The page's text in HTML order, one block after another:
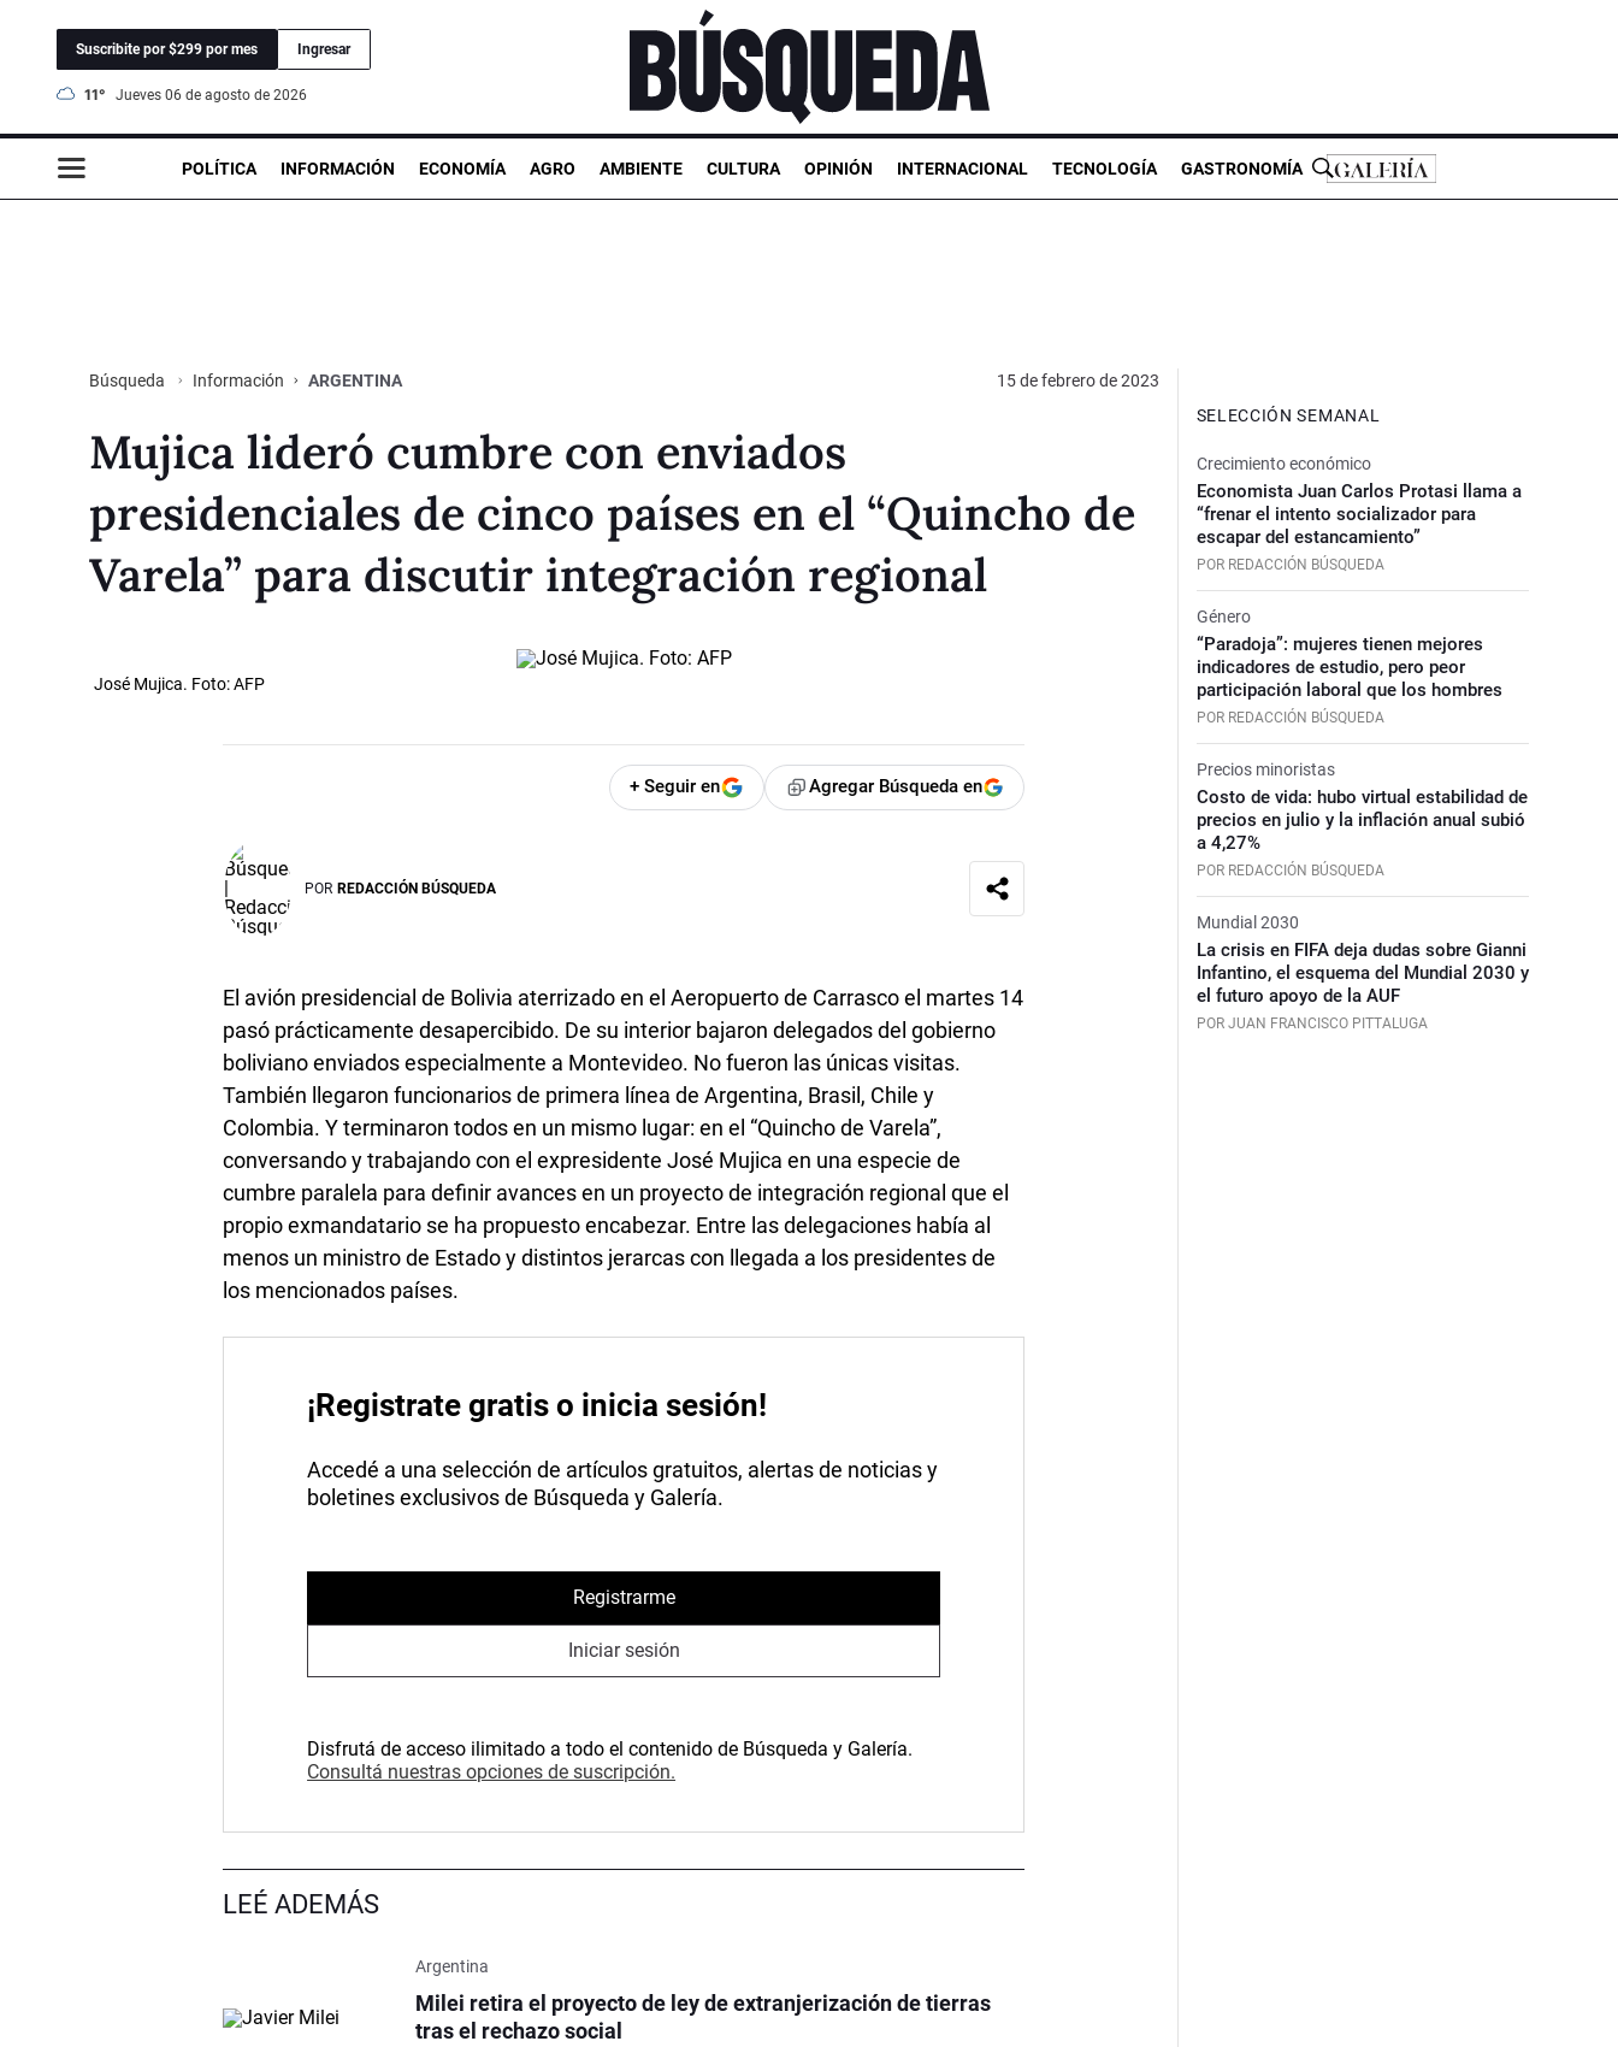
Suscribite por $299 por mes Ingresar
11° jueves 06 de agosto de 2026
POLÍTICA INFORMACIÓN ECONOMÍA AGRO AMBIENTE CULTURA OPINIÓN INTERNACIONAL TECNOLOGÍA GASTRONOMÍA
Búsqueda Información ARGENTINA 15 de febrero de 2023
Mujica lideró cumbre con enviados
presidenciales de cinco países en el “Quincho de
Varela” para discutir integración regional
José Mujica. Foto: AFP
+ Seguir en Agregar Búsqueda en
POR REDACCIÓN BÚSQUEDA
El avión presidencial de Bolivia aterrizado en el Aeropuerto de Carrasco el martes 14
pasó prácticamente desapercibido. De su interior bajaron delegados del gobierno
boliviano enviados especialmente a Montevideo. No fueron las únicas visitas.
También llegaron funcionarios de primera línea de Argentina, Brasil, Chile y
Colombia. Y terminaron todos en un mismo lugar: en el “Quincho de Varela”,
conversando y trabajando con el expresidente José Mujica en una especie de
cumbre paralela para definir avances en un proyecto de integración regional que el
propio exmandatario se ha propuesto encabezar. Entre las delegaciones había al
menos un ministro de Estado y distintos jerarcas con llegada a los presidentes de
los mencionados países.
¡Registrate gratis o inicia sesión!
Accedé a una selección de artículos gratuitos, alertas de noticias y
boletines exclusivos de Búsqueda y Galería.
Registrarme
Iniciar sesión
Disfrutá de acceso ilimitado a todo el contenido de Búsqueda y Galería.
Consultá nuestras opciones de suscripción.
LEÉ ADEMÁS
Argentina
Milei retira el proyecto de ley de extranjerización de tierras
tras el rechazo social
SELECCIÓN SEMANAL
Crecimiento económico
Economista Juan Carlos Protasi llama a
“frenar el intento socializador para
escapar del estancamiento”
POR REDACCIÓN BÚSQUEDA
Género
“Paradoja”: mujeres tienen mejores
indicadores de estudio, pero peor
participación laboral que los hombres
POR REDACCIÓN BÚSQUEDA
Precios minoristas
Costo de vida: hubo virtual estabilidad de
precios en julio y la inflación anual subió
a 4,27%
POR REDACCIÓN BÚSQUEDA
Mundial 2030
La crisis en FIFA deja dudas sobre Gianni
Infantino, el esquema del Mundial 2030 y
el futuro apoyo de la AUF
POR JUAN FRANCISCO PITTALUGA